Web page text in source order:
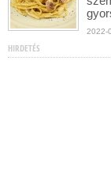
2022-
HIRDETÉS